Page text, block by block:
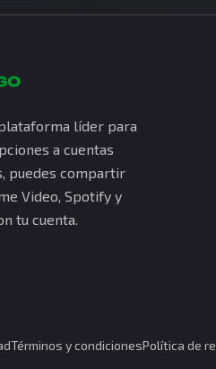
líder para
a cuentas
puedes compartir
Video, Spotify y
tu cuenta.
Términos y condicionesPolítica de